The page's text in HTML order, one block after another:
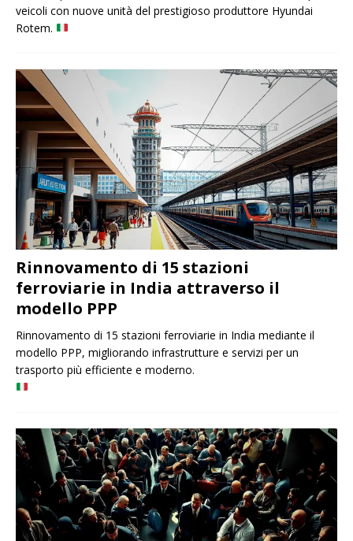
veicoli con nuove unità del prestigioso produttore Hyundai
Rotem.
Rinnovamento di 15 stazioni
ferroviarie in India attraverso il
modello PPP
Rinnovamento di 15 stazioni ferroviarie in India mediante il
modello PPP, migliorando infrastrutture e servizi per un
trasporto più efficiente e moderno.